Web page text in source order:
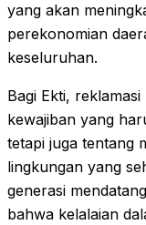
yang akan
perekonomian
keseluruhan.
Bagi Ekti,
kewajiban yang
tetapi juga tentang
lingkungan yang
generasi
bahwa kelalaian